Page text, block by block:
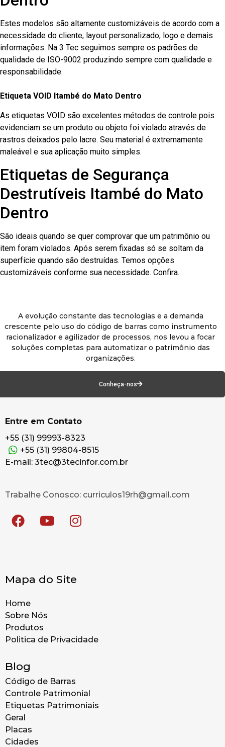
Estes modelos são altamente customizáveis de acordo com a
necessidade do cliente, layout personalizado, logo e demais
informações. Na 3 Tec seguimos sempre os padrões de
qualidade de ISO-9002 produzindo sempre com qualidade e
responsabilidade.
Etiqueta VOID Itambé do Mato Dentro
As etiquetas VOID são excelentes métodos de controle pois
evidenciam se um produto ou objeto foi violado através de
rastros deixados pelo lacre. Seu material é extremamente
maleável e sua aplicação muito simples.
Etiquetas de Segurança
Destrutíveis Itambé do Mato
Dentro
São ideais quando se quer comprovar que um patrimônio ou
item foram violados. Após serem fixadas só se soltam da
superfície quando são destruídas. Temos opções
customizáveis conforme sua necessidade. Confira.
A evolução constante das tecnologias e a demanda
crescente pelo uso do código de barras como instrumento
racionalizador e agilizador de processos, nos levou a focar
soluções completas para automatizar o patrimônio das
organizações.
Conheça-nos
Entre em Contato
+55 (31) 99993-8323
+55 (31) 99804-8515
E-mail: 3tec@3tecinfor.com.br
Trabalhe Conosco: curriculos19rh@gmail.com
Mapa do Site
Home
Sobre Nós
Produtos
Politica de Privacidade
Blog
Código de Barras
Controle Patrimonial
Etiquetas Patrimoniais
Geral
Placas
Cidades